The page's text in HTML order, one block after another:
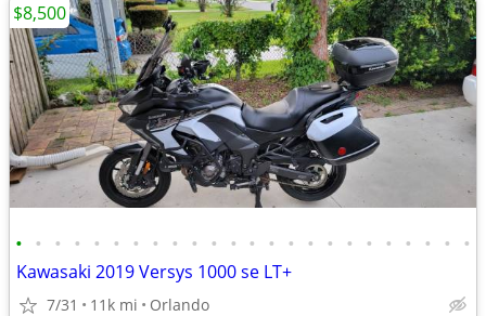
• • • • • • • • • • • • • • • • • • • • • • • •
Kawasaki 2019 Versys 1000 se LT+
7/31 11k mi Orlando
$8,500